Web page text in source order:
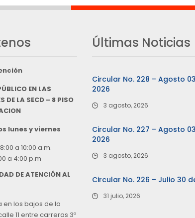
EN LAS
DE LA SECD – 8 PISO
lunes y viernes
a 10:00 a.m.
a 4:00 p.m
DE ATENCIÓN AL
en los bajos de la
11 entre carreras 3ª
Últimas Noticias
Circular No. 228 – Agosto
2026
3 agosto, 2026
Circular No. 227 – Agosto
2026
3 agosto, 2026
Circular No. 226 – Julio 30
31 julio, 2026